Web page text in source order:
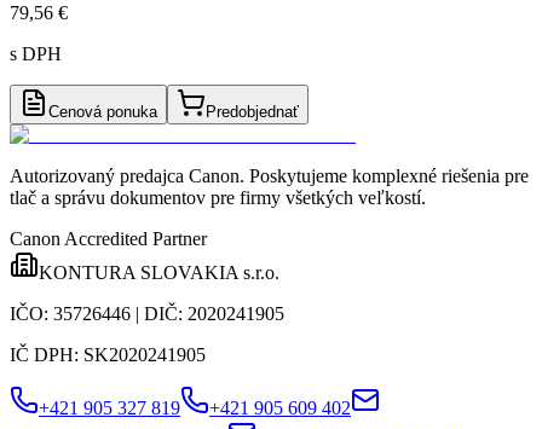
79,56 €
s DPH
Cenová ponuka Predobjednať
Autorizovaný predajca Canon. Poskytujeme komplexné riešenia pre
tlač a správu dokumentov pre firmy všetkých veľkostí.
Canon Accredited Partner
KONTURA SLOVAKIA s.r.o.
IČO: 35726446 | DIČ: 2020241905
IČ DPH: SK2020241905
+421 905 327 819
+421 905 609 402